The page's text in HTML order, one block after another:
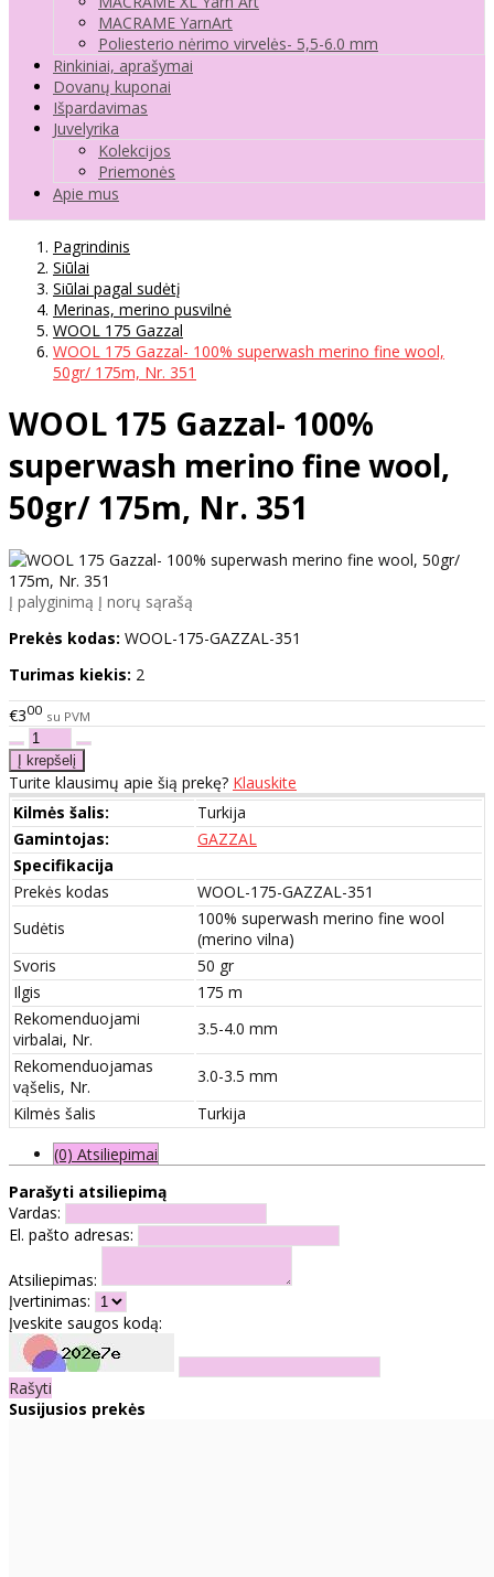
MACRAME YarnArt
Poliesterio nėrimo virvelės- 5,5-6.0 mm
Rinkiniai, aprašymai
Dovanų kuponai
Išpardavimas
Juvelyrika
Kolekcijos
Priemonės
Apie mus
Pagrindinis
Siūlai
Siūlai pagal sudėtį
Merinas, merino pusvilnė
WOOL 175 Gazzal
WOOL 175 Gazzal- 100% superwash merino fine wool,
50gr/ 175m, Nr. 351
WOOL 175 Gazzal- 100%
superwash merino fine wool,
50gr/ 175m, Nr. 351
Į palyginimą Į norų sąrašą
Prekės kodas: WOOL-175-GAZZAL-351
Turimas kiekis: 2
€300 su PVM
Turite klausimų apie šią prekę? Klauskite
Kilmės šalis:
Turkija
Gamintojas:
GAZZAL
Specifikacija
Prekės kodas
WOOL-175-GAZZAL-351
Sudėtis
100% superwash merino fine wool
(merino vilna)
Svoris
50 gr
Ilgis
175 m
Rekomenduojami
virbalai, Nr.
3.5-4.0 mm
Rekomenduojamas
vąšelis, Nr.
3.0-3.5 mm
Kilmės šalis
Turkija
(0) Atsiliepimai
Parašyti atsiliepimą
Vardas:
El. pašto adresas:
Atsiliepimas:
Įvertinimas:
Įveskite saugos kodą:
Rašyti
Susijusios prekės